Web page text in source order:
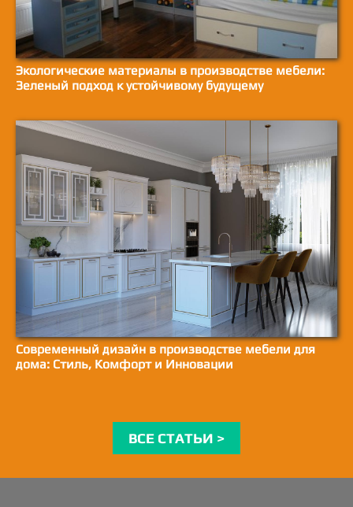
Экологические материалы в производстве мебели:
Зеленый подход к устойчивому будущему
Современный дизайн в производстве мебели для
дома: Стиль, Комфорт и Инновации
ВСЕ СТАТЬИ >